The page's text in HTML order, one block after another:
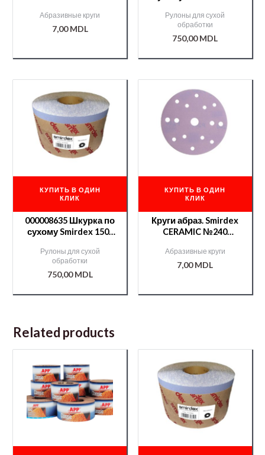
/000006601/
Абразивные круги
7,00MDL
Рулоны для сухой
обработки
750,00MDL
КУПИТЬ В ОДИН
КЛИК
000008635 Шкурка по
сухому Smirdex 150-
Рулоны для сухой
обработки
750,00MDL
КУПИТЬ В ОДИН
КЛИК
Круги абраз. Smirdex
CERAMIC №240
/000006599/
Абразивные круги
7,00MDL
Related products